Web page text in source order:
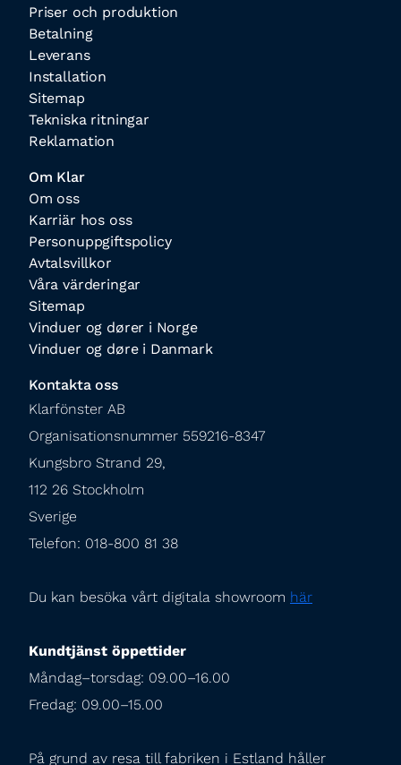
Priser och produktion
Betalning
Leverans
Installation
Sitemap
Tekniska ritningar
Reklamation
Om Klar
Om oss
Karriär hos oss
Personuppgiftspolicy
Avtalsvillkor
Våra värderingar
Sitemap
Vinduer og dører i Norge
Vinduer og døre i Danmark
Kontakta oss
Klarfönster AB
Organisationsnummer 559216-8347
Kungsbro Strand 29,
112 26 Stockholm
Sverige
Telefon: 018-800 81 38
Du kan besöka vårt digitala showroom här
Kundtjänst öppettider
Måndag–torsdag: 09.00–16.00
Fredag: 09.00–15.00
På grund av resa till fabriken i Estland håller